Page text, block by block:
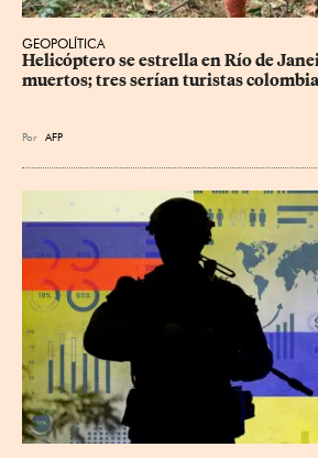
GEOPOLÍTICA
Helicóptero se estrella en Río de
muertos; tres serían turistas
Por AFP